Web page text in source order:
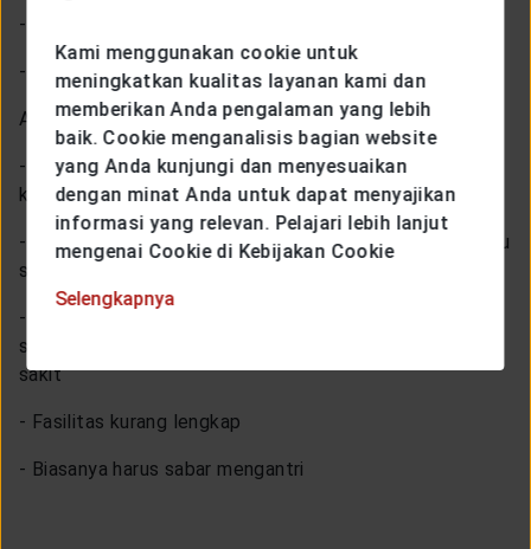
- Fasilitas lebih lengkap
- Tidak perlu mengantri panjang
Asuransi Kesehatan BPJS
- Pelayanan cukup baik, namun masih kurang memadai
karena banyaknya pasien yang juga menggunakan BPJS
- Peserta biasanya sudah didaftarkan di faskes tertentu
sesuai dengan wilayah tempat tinggal
- Peserta wajib mendapatkan surat rujukan dari faskes
sebelumnya, jika ingin mendapatkan tindakan ke rumah
sakit
- Fasilitas kurang lengkap
- Biasanya harus sabar mengantri
Kami menggunakan cookie untuk
meningkatkan kualitas layanan kami dan
memberikan Anda pengalaman yang lebih
baik. Cookie menganalisis bagian website
yang Anda kunjungi dan menyesuaikan
dengan minat Anda untuk dapat menyajikan
informasi yang relevan. Pelajari lebih lanjut
mengenai Cookie di Kebijakan Cookie
Selengkapnya